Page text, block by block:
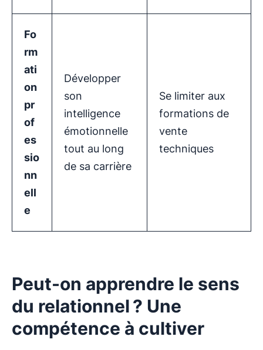
Fo
rm
ati
on
pr
of
es
sio
nn
ell
e
Développer
son
intelligence
émotionnelle
tout au long
de sa carrière
Se limiter aux
formations de
vente
techniques
Peut-on apprendre le sens
du relationnel ? Une
compétence à cultiver